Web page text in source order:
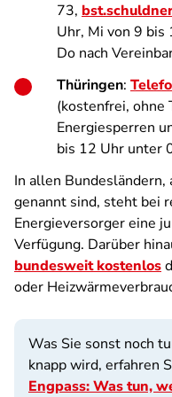
73,
Uhr, Mi von 9
Do nach
Thüringen:
(kostenfrei, ohne
Energiesperren
bis 12 Uhr unter
In allen Bundesländern,
genannt sind, steht bei
Energieversorger eine
Verfügung. Darüber
bundesweit kostenlos
oder
Was Sie sonst noch
knapp wird, erfahren
Engpass: Was tun,